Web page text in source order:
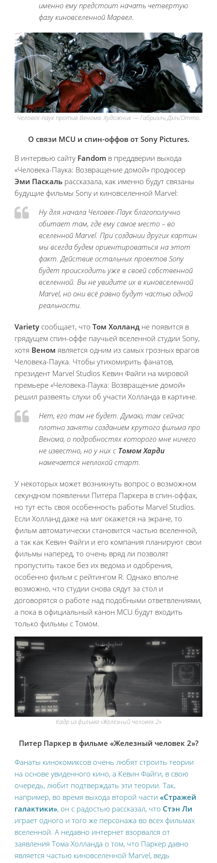
именно ему предстоит начать четвертую
фазу киновселенной Марвел.
Человек-паук против Венома. Художник — Габриэль Дэль’Отто.
О связи MCU и спин-оффов от Sony Pictures.
В интервью сайту Fandom в преддверии выхода
«Человека-Паука: Возвращение домой» продюсер
Эми Паскаль рассказала, как именно будут связаны
будущие фильмы Sony и киновселенной Marvel:
Ну для начала Человек-Паук благополучно
обитает там, где ему самое место – во
вселенной Marvel. При создании других картин
мы всегда будем ориентироваться на этот
факт. Действие остальных проектов Sony
будет происходить уже в своей собственной
вселенной. Вы не увидите их в киновселенной
Marvel, но они всё равно будут частью одной
реальности.
Variety сообщает, что Том Холланд не появится в
грядущем спин-оффе паучьей вселенной студии Sony,
хотя Веном является одним из самых грозных врагов
Человека-Паука. Чтобы утихомирить фанатов,
президент Marvel Studios Кевин Файги на мировой
премьере «Человека-Паука: Возвращение домой»
решил развеять слухи об участи Холланда в картине.
Нет, его там не будет. Думаю, там сейчас
плотно заняты созданием крутого фильма про
Венома, о подробностях которого мне ничего
не известно, но у них с Томом Харди
намечается неплохой старт.
У некоторых может возникнуть вопрос о возможном
секундном появлении Питера Паркера в спин-оффах,
но тут есть своя особенность работы Marvel Studios.
Если Холланд даже на миг окажется на экране, то
фильм автоматически становится частью вселенной,
а так как Кевин Файги и его компания планируют свои
фильмы наперед, то очень вряд ли позволят
пропустить такое без их ведома и одобрения,
особенно фильм с рейтингом R. Однако вполне
возможно, что студии снова сядут за стол и
договорятся о работе над подобными ответвлениями,
а пока в официальный канон MCU будут входить
только фильмы с Томом.
Кадр из фильма «Железный человек 2»
Питер Паркер в фильме «Железный человек 2»?
Фанаты кинокомиксов очень любят строить теории
на основе увиденного кино, а Кевин Файги, в свою
очередь, любит подтверждать эти теории. Так,
например, во время выхода второй части «Стражей
галактики», он с радостью рассказал, что Стэн Ли
играет одного и того же персонажа во всех фильмах
вселенной. А недавно интернет взорвался от
заявления Тома Холланда о том, что Паркер давно
является частью киновселенной Marvel, ведь